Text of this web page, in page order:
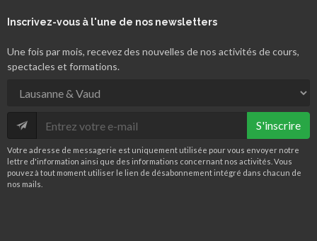
Inscrivez-vous à l'une de nos newsletters
Une fois par mois, recevez des nouvelles de nos activités de cours,
spectacles et formations.
S'inscrire
Votre adresse de messagerie est uniquement utilisée pour vous envoyer notre
lettre d'information ainsi que des informations concernant nos activités. Vous
pouvez à tout moment utiliser le lien de désabonnement intégré dans chacun de
nos mails.